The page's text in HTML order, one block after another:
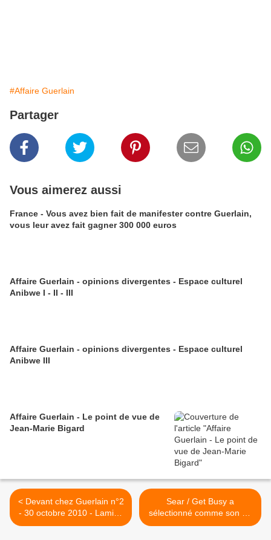
#Affaire Guerlain
Partager
Vous aimerez aussi
France - Vous avez bien fait de manifester contre Guerlain,
vous leur avez fait gagner 300 000 euros
Affaire Guerlain - opinions divergentes - Espace culturel
Anibwe I - II - III
Affaire Guerlain - opinions divergentes - Espace culturel
Anibwe III
Affaire Guerlain - Le point de vue de
Jean-Marie Bigard
< Devant chez Guerlain n°2
- 30 octobre 2010 - Lamine
Kouyaté (Xüly Bet)
Sear / Get Busy a
sélectionné comme son du
jour... Semaine Funk 80 /